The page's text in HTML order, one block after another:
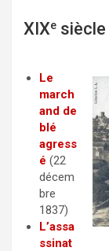
c
b
o
o
k
i
XIXe siècle
Le
march
and de
blé
agress
é (22
décem
bre
1837)
L’assa
ssinat